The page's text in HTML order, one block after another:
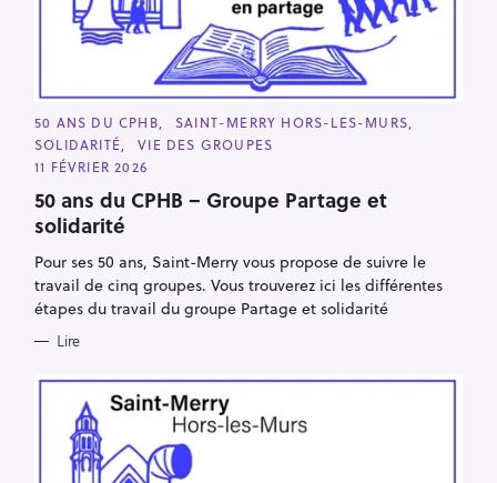
C
A
T
E
O
R
I
E
50 ANS DU CPHB
SAINT-MERRY HORS-LES-MURS
SOLIDARITÉ
VIE DES GROUPES
11 FÉVRIER 2026
50 ans du CPHB – Groupe Partage et
solidarité
Pour ses 50 ans, Saint-Merry vous propose de suivre le
travail de cinq groupes. Vous trouverez ici les différentes
étapes du travail du groupe Partage et solidarité
Lire